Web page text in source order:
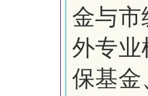
金与
外专业
保基金